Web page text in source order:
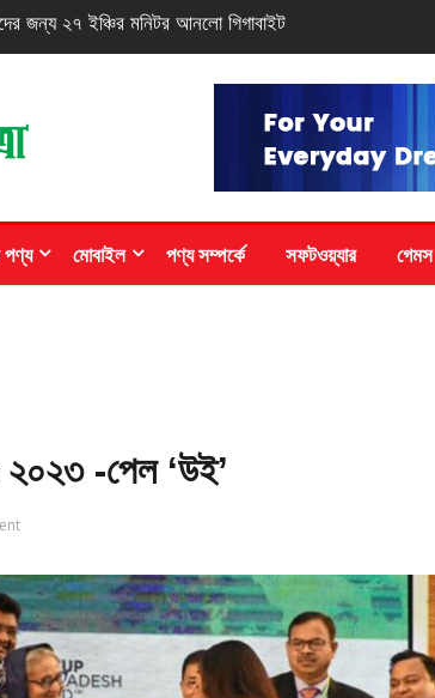
ও গরিলা গ্লাস ৭আই-তে শাওমির নতুন রেডমি ১৭
পণ্য মোবাইল পণ্য সম্পর্কে সফটওয়্যার গেমস
২০২৩ -পেল ‘উই’